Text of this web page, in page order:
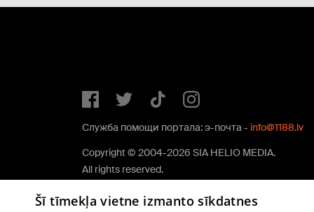
Служба помощи портала: э-почта - info@1188.lv
Copyright © 2004-2026 SIA HELIO MEDIA.
All rights reserved.
Šī tīmekļa vietne izmanto sīkdatnes